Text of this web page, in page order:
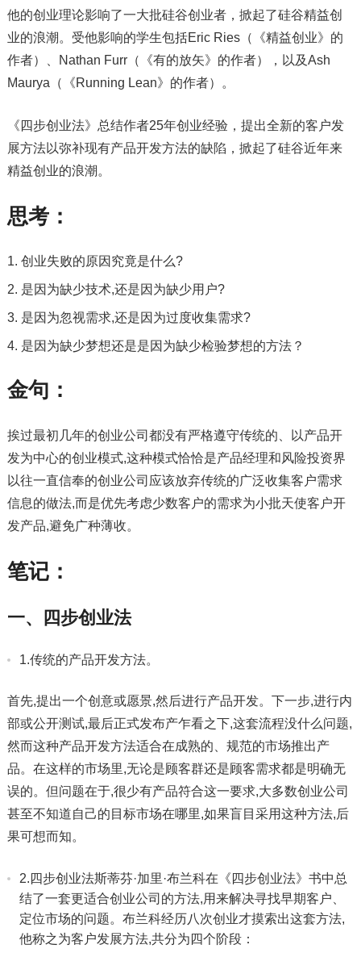
他的创业理论影响了一大批硅谷创业者，掀起了硅谷精益创
业的浪潮。受他影响的学生包括Eric Ries（《精益创业》的
作者）、Nathan Furr（《有的放矢》的作者），以及Ash
Maurya（《Running Lean》的作者）。
《四步创业法》总结作者25年创业经验，提出全新的客户发
展方法以弥补现有产品开发方法的缺陷，掀起了硅谷近年来
精益创业的浪潮。
思考：
创业失败的原因究竟是什么?
是因为缺少技术,还是因为缺少用户?
是因为忽视需求,还是因为过度收集需求?
是因为缺少梦想还是是因为缺少检验梦想的方法？
金句：
挨过最初几年的创业公司都没有严格遵守传统的、以产品开
发为中心的创业模式,这种模式恰恰是产品经理和风险投资界
以往一直信奉的创业公司应该放弃传统的广泛收集客户需求
信息的做法,而是优先考虑少数客户的需求为小批天使客户开
发产品,避免广种薄收。
笔记：
一、四步创业法
1.传统的产品开发方法。
首先,提出一个创意或愿景,然后进行产品开发。下一步,进行内
部或公开测试,最后正式发布产乍看之下,这套流程没什么问题,
然而这种产品开发方法适合在成熟的、规范的市场推出产
品。在这样的市场里,无论是顾客群还是顾客需求都是明确无
误的。但问题在于,很少有产品符合这一要求,大多数创业公司
甚至不知道自己的目标市场在哪里,如果盲目采用这种方法,后
果可想而知。
2.四步创业法斯蒂芬·加里·布兰科在《四步创业法》书中总
结了一套更适合创业公司的方法,用来解决寻找早期客户、
定位市场的问题。布兰科经历八次创业才摸索出这套方法,
他称之为客户发展方法,共分为四个阶段：